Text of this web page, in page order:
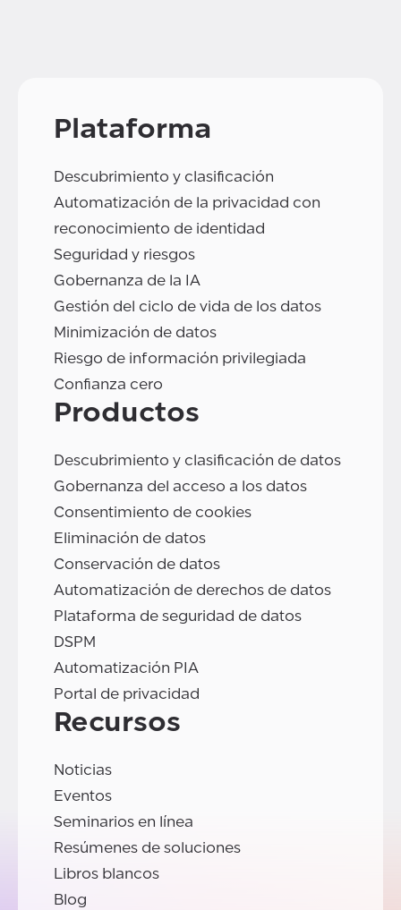
Plataforma
Descubrimiento y clasificación
Automatización de la privacidad con
reconocimiento de identidad
Seguridad y riesgos
Gobernanza de la IA
Gestión del ciclo de vida de los datos
Minimización de datos
Riesgo de información privilegiada
Confianza cero
Productos
Descubrimiento y clasificación de datos
Gobernanza del acceso a los datos
Consentimiento de cookies
Eliminación de datos
Conservación de datos
Automatización de derechos de datos
Plataforma de seguridad de datos
DSPM
Automatización PIA
Portal de privacidad
Recursos
Noticias
Eventos
Seminarios en línea
Resúmenes de soluciones
Libros blancos
Blog